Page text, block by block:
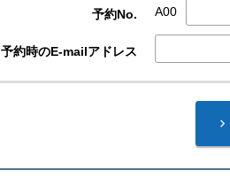
予約No. A00
予約時のE-mailアドレス